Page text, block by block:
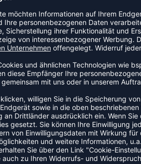
an den Start. Dieses Modell ist
seinen festen Platz hat.